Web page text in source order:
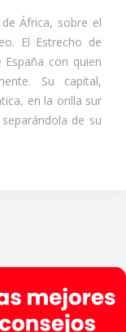
África, sobre el
El Estrecho de
con quien
Su capital,
en la orilla sur
de su